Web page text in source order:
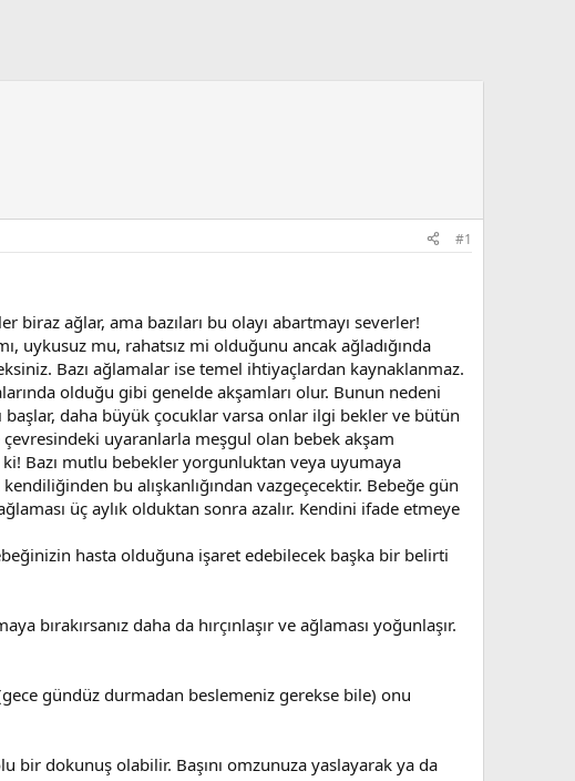
#1
ağlar, ama bazıları bu olayı abartmayı severler!
uykusuz mu, rahatsız mi olduğunu ancak ağladığında
Bazı ağlamalar ise temel ihtiyaçlardan kaynaklanmaz.
olduğu gibi genelde akşamları olur. Bunun nedeni
başlar, daha büyük çocuklar varsa onlar ilgi bekler ve bütün
uyaranlarla meşgul olan bebek akşam
Bazı mutlu bebekler yorgunluktan veya uyumaya
bu alışkanlığından vazgeçecektir. Bebeğe gün
üç aylık olduktan sonra azalır. Kendini ifade etmeye
hasta olduğuna işaret edebilecek başka bir belirti
bırakırsanız daha da hırçınlaşır ve ağlaması yoğunlaşır.
gündüz durmadan beslemeniz gerekse bile) onu
bir dokunuş olabilir. Başını omzunuza yaslayarak ya da